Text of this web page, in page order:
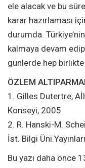
ele alacak ve bu
karar hazırlaması
durumda.
kalmaya devam
günlerde hep
ÖZLEM
1. Gilles Dutertre,
Konseyi, 2005
2. R. Hanski-M.
İst. Bilgi
Bu yazı daha önce